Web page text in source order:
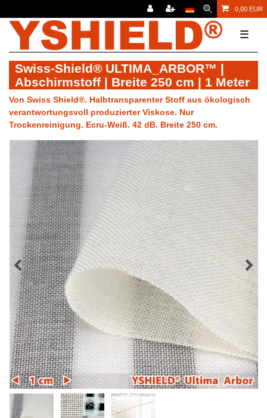
0,00 EUR
☰
Swiss-Shield® ULTIMA_ARBOR™ |
Abschirmstoff | Breite 250 cm | 1 Meter
Von Swiss Shield®. Halbtransparenter Stoff aus ökologisch
verantwortungsvoll produzierter Viskose. Nur
Trockenreinigung. Ecru-Weiß. 42 dB. Breite 250 cm.